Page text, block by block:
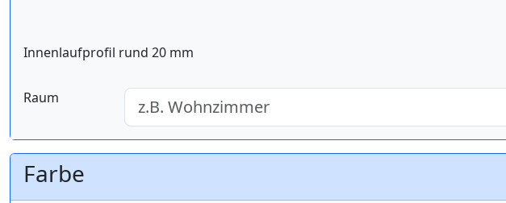
Innenlaufprofil rund 20 mm
Raum
Farbe